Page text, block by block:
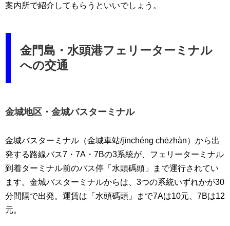
案内所で紹介してもらうといいでしょう。
金門島・水頭港フェリーターミナル
への交通
金城地区・金城バスターミナル
金城バスターミナル（金城車站/jīnchéng chēzhàn）から出
発する路線バス7・7A・7Bの3系統が、フェリーターミナル
到着ターミナル前のバス停「水頭碼頭」まで運行されてい
ます。金城バスターミナルからは、3つの系統いずれかが30
分間隔で出発。運賃は「水頭碼頭」まで7Aは10元、7Bは12
元。